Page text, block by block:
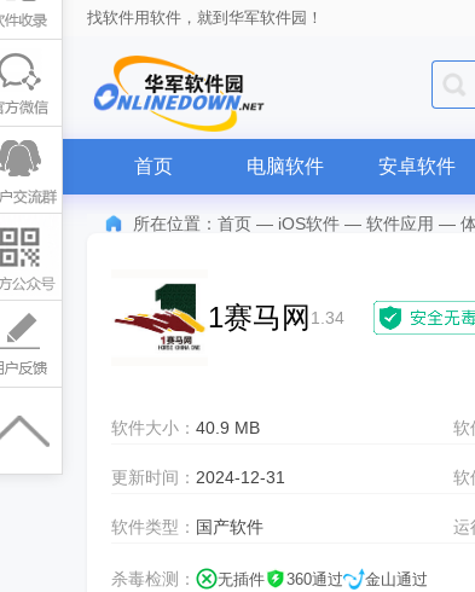
找软件用软件，就到华军软件园！
首页 电脑软件 安卓软件
所在位置： 首页 — iOS软件 — 软件应用 —
1赛马网 1.34
软件大小： 40.9 MB 软
更新时间： 2024-12-31 软
软件类型： 国产软件 运
杀毒检测： 无插件 360通过 金山通过